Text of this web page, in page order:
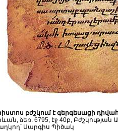
բժշկում է գերգեսացի
ձեռ. 6795, էջ 40բ,
Սարգիս Պիծակ